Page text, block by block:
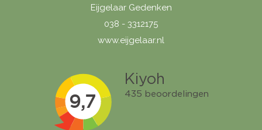
Eijgelaar Gedenken
038 - 3312175
www.eijgelaar.nl